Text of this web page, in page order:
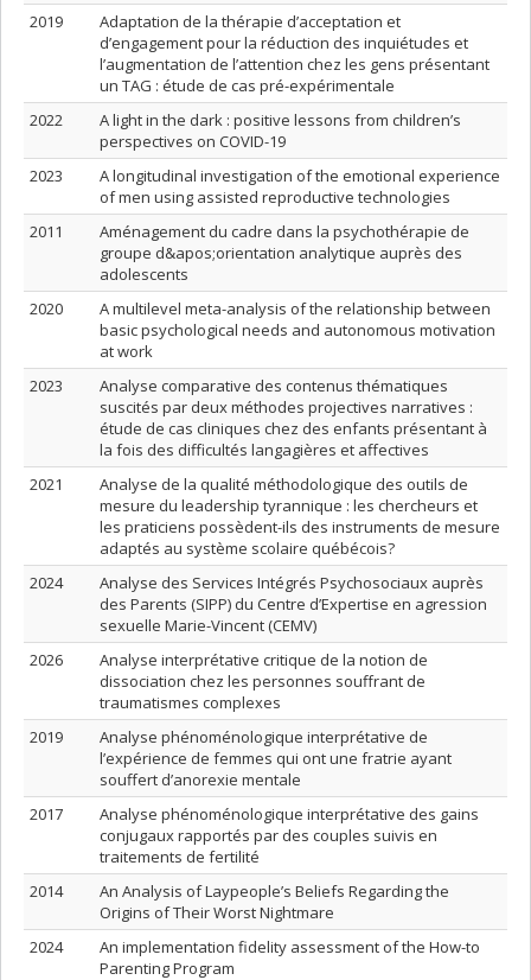
2019
Adaptation de la thérapie d’acceptation et
d’engagement pour la réduction des inquiétudes et
l’augmentation de l’attention chez les gens présentant
un TAG : étude de cas pré-expérimentale
2022
A light in the dark : positive lessons from children’s
perspectives on COVID-19
2023
A longitudinal investigation of the emotional experience
of men using assisted reproductive technologies
2011
Aménagement du cadre dans la psychothérapie de
groupe d&apos;orientation analytique auprès des
adolescents
2020
A multilevel meta-analysis of the relationship between
basic psychological needs and autonomous motivation
at work
2023
Analyse comparative des contenus thématiques
suscités par deux méthodes projectives narratives :
étude de cas cliniques chez des enfants présentant à
la fois des difficultés langagières et affectives
2021
Analyse de la qualité méthodologique des outils de
mesure du leadership tyrannique : les chercheurs et
les praticiens possèdent-ils des instruments de mesure
adaptés au système scolaire québécois?
2024
Analyse des Services Intégrés Psychosociaux auprès
des Parents (SIPP) du Centre d’Expertise en agression
sexuelle Marie-Vincent (CEMV)
2026
Analyse interprétative critique de la notion de
dissociation chez les personnes souffrant de
traumatismes complexes
2019
Analyse phénoménologique interprétative de
l’expérience de femmes qui ont une fratrie ayant
souffert d’anorexie mentale
2017
Analyse phénoménologique interprétative des gains
conjugaux rapportés par des couples suivis en
traitements de fertilité
2014
An Analysis of Laypeople’s Beliefs Regarding the
Origins of Their Worst Nightmare
2024
An implementation fidelity assessment of the How-to
Parenting Program